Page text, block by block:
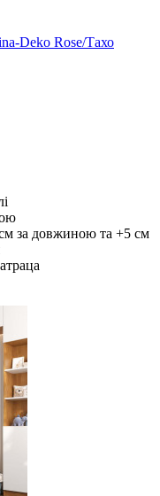
Deko Rose/Тахо
за довжиною та +5 см